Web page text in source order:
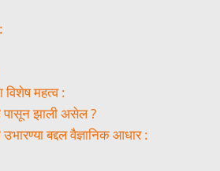
विशेष महत्व :
पासून झाली असेल ?
बद्दल वैज्ञानिक आधार :